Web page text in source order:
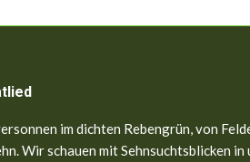
im dichten Rebengrün, von
Wir schauen mit Sehnsuchtsblicken in